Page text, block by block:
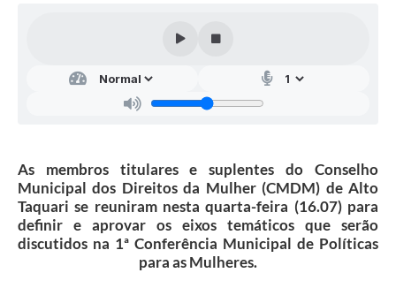
As membros titulares e suplentes do Conselho
Municipal dos Direitos da Mulher (CMDM) de Alto
Taquari se reuniram nesta quarta-feira (16.07) para
definir e aprovar os eixos temáticos que serão
discutidos na 1ª Conferência Municipal de Políticas
para as Mulheres.